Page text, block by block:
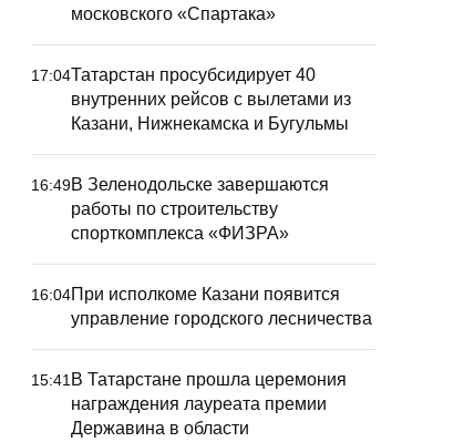
московского «Спартака»
17:04Татарстан просубсидирует 40
внутренних рейсов с вылетами из
Казани, Нижнекамска и Бугульмы
16:49В Зеленодольске завершаются
работы по строительству
спорткомплекса «ФИЗРА»
16:04При исполкоме Казани появится
управление городского лесничества
15:41 В Татарстане прошла церемония
награждения лауреата премии
Державина в области